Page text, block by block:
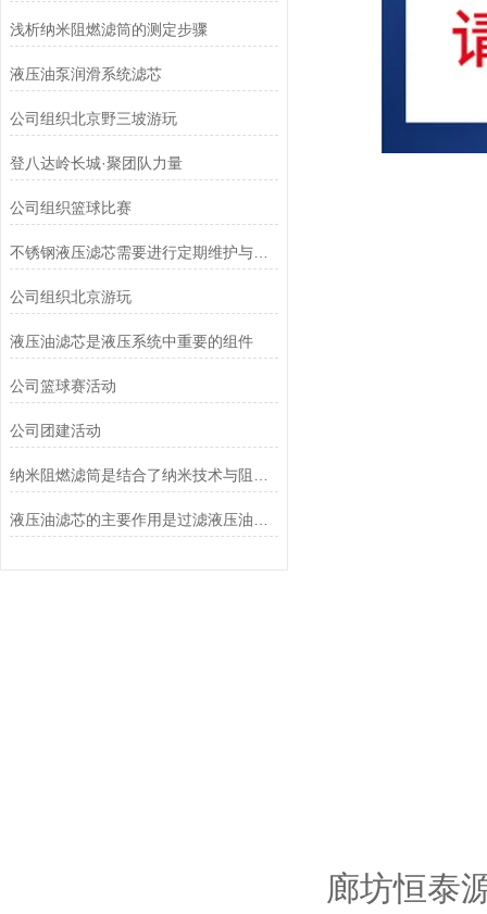
浅析纳米阻燃滤筒的测定步骤
液压油泵润滑系统滤芯
公司组织北京野三坡游玩
登八达岭长城·聚团队力量
公司组织篮球比赛
不锈钢液压滤芯需要进行定期维护与清洁
公司组织北京游玩
液压油滤芯是液压系统中重要的组件
公司篮球赛活动
公司团建活动
廊坊恒泰